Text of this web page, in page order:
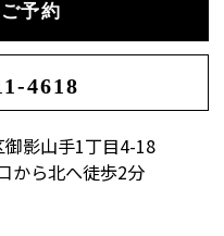
4618
予約
影山手1丁目4-18
から北へ徒歩2分